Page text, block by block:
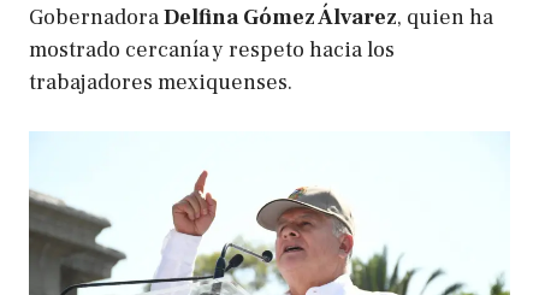
GobernadoraDelfina Gómez Álvarez, quien ha
mostrado cercanía y respeto hacia los
trabajadores mexiquenses.